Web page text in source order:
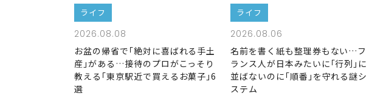
ライフ
2026.08.08
お盆の帰省で｢絶対に喜ばれる手土
産｣がある…接待のプロがこっそり
教える｢東京駅近で買えるお菓子｣6
選
ライフ
2026.08.06
名前を書く紙も整理券もない…フ
ランス人が日本みたいに｢行列｣に
並ばないのに｢順番｣を守れる謎シ
ステム